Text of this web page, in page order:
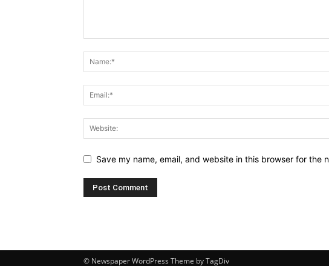
Save my name, email, and website in this browser for the
© Newspaper WordPress Theme by TagDiv